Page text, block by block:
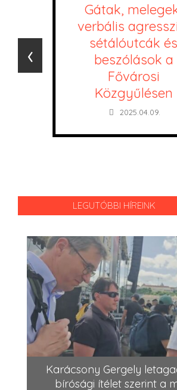
Gátak,
verbális
sétálóutcák és
beszólások a
Fővárosi
Közgyűlésen
2025.04.09.
‹
LEGUTÓBBI HÍREINK
Karácsony Gergely
bírósági ítélet szerint a